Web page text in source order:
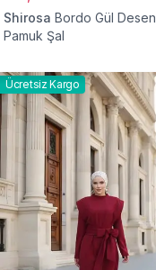
Shirosa Bordo Gül Desen
Pamuk Şal
Ücretsiz Kargo